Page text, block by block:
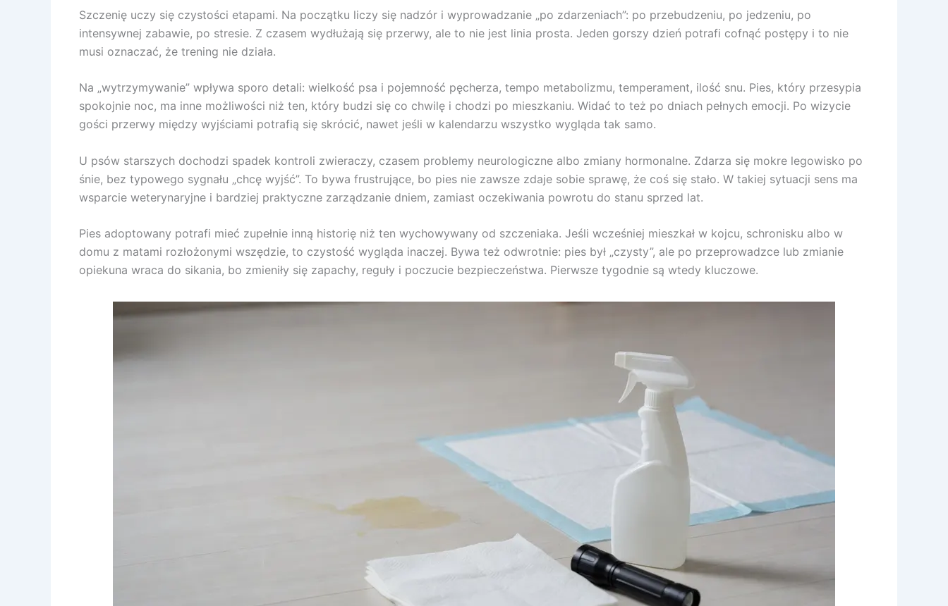
Szczenię uczy się czystości etapami. Na początku liczy się nadzór i wyprowadzanie „po zdarzeniach”: po przebudzeniu, po jedzeniu, po
intensywnej zabawie, po stresie. Z czasem wydłużają się przerwy, ale to nie jest linia prosta. Jeden gorszy dzień potrafi cofnąć postępy i to nie
musi oznaczać, że trening nie działa.
Na „wytrzymywanie” wpływa sporo detali: wielkość psa i pojemność pęcherza, tempo metabolizmu, temperament, ilość snu. Pies, który przesypia
spokojnie noc, ma inne możliwości niż ten, który budzi się co chwilę i chodzi po mieszkaniu. Widać to też po dniach pełnych emocji. Po wizycie
gości przerwy między wyjściami potrafią się skrócić, nawet jeśli w kalendarzu wszystko wygląda tak samo.
U psów starszych dochodzi spadek kontroli zwieraczy, czasem problemy neurologiczne albo zmiany hormonalne. Zdarza się mokre legowisko po
śnie, bez typowego sygnału „chcę wyjść”. To bywa frustrujące, bo pies nie zawsze zdaje sobie sprawę, że coś się stało. W takiej sytuacji sens ma
wsparcie weterynaryjne i bardziej praktyczne zarządzanie dniem, zamiast oczekiwania powrotu do stanu sprzed lat.
Pies adoptowany potrafi mieć zupełnie inną historię niż ten wychowywany od szczeniaka. Jeśli wcześniej mieszkał w kojcu, schronisku albo w
domu z matami rozłożonymi wszędzie, to czystość wygląda inaczej. Bywa też odwrotnie: pies był „czysty”, ale po przeprowadzce lub zmianie
opiekuna wraca do sikania, bo zmieniły się zapachy, reguły i poczucie bezpieczeństwa. Pierwsze tygodnie są wtedy kluczowe.